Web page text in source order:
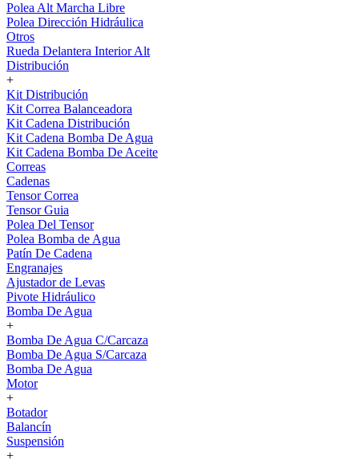
Polea Alt Marcha Libre
Polea Dirección Hidráulica
Otros
Rueda Delantera Interior Alt
Distribución
+
Kit Distribución
Kit Correa Balanceadora
Kit Cadena Distribución
Kit Cadena Bomba De Agua
Kit Cadena Bomba De Aceite
Correas
Cadenas
Tensor Correa
Tensor Guia
Polea Del Tensor
Polea Bomba de Agua
Patín De Cadena
Engranajes
Ajustador de Levas
Pivote Hidráulico
Bomba De Agua
+
Bomba De Agua C/Carcaza
Bomba De Agua S/Carcaza
Bomba De Agua
Motor
+
Botador
Balancín
Suspensión
+